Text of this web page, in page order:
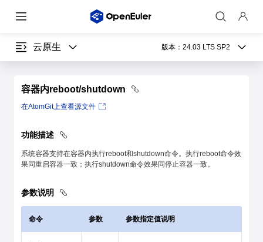
云原生 版本： 24.03 LTS SP2
容器内reboot/shutdown
在AtomGit上查看源文件
功能描述
系统容器支持在容器内执行reboot和shutdown命令。执行reboot命令效
果同重启容器一致；执行shutdown命令效果同停止容器一致。
参数说明
命令 参数 参数指定值说明